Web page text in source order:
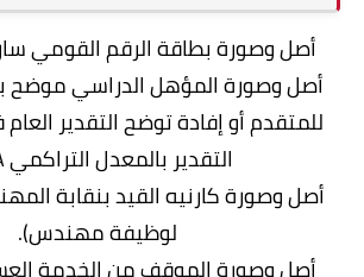
أصل وصورة بطاقة الرقم القومي
أصل وصورة المؤهل الدراسي موضح
للمتقدم أو إفادة توضح التقدير
التقدير بالمعدل التراكمي GPA.
أصل وصورة كارنيه القيد بنقابة
لوظيفة مهندس).
أصل وصورة الموقف من الخدمة